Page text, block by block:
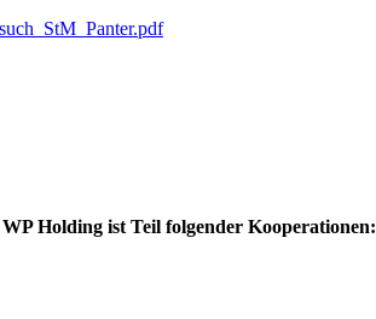
Holding ist Teil folgender Kooperationen: